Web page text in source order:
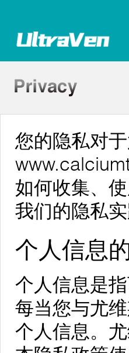
您的隐私对
如何收集、
我们的隐私
个人信息
个人信息是
每当您与尤
个人信息。